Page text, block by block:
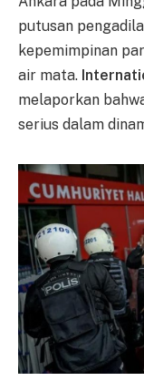
putusan
kepemimpinan
air mata.
melaporkan
serius dalam